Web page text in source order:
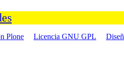
Plone Licencia GNU GPL